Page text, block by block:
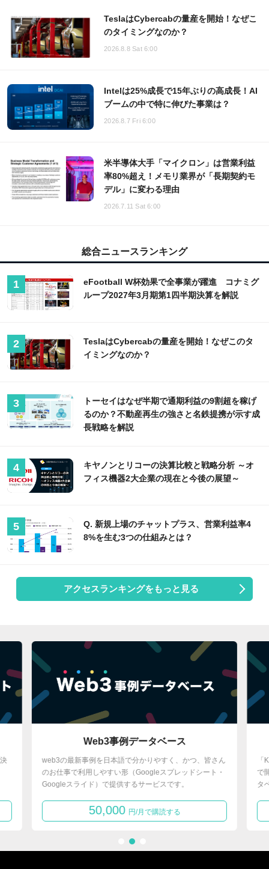
TeslaはCybercabの量産を開始！なぜこ
のタイミングなのか？
2026.8.8 Sat 6:00
Intelは25%成長で15年ぶりの高成長！AI
ブームの中で特に伸びた事業は？
2026.8.7 Fri 6:00
米半導体大手「マイクロン」は営業利益
率80%超え！メモリ業界が「長期契約モ
デル」に変わる理由
2026.7.11 Sat 6:00
総合ニュースランキング
eFootball W杯効果で全事業が躍進 コナミグ
ループ2027年3月期第1四半期決算を解説
TeslaはCybercabの量産を開始！なぜこのタ
イミングなのか？
トーセイはなぜ半期で通期利益の9割超を稼げ
るのか？不動産再生の強さと名鉄提携が示す成
長戦略を解説
キヤノンとリコーの決算比較と戦略分析 ～オ
フィス機器2大企業の現在と今後の展望～
Q. 新規上場のチャットプラス、営業利益率4
8%を生む3つの仕組みとは？
アクセスランキングをもっと見る
Web3事例データベース
web3の最新事例を日本語で分かりやすく、かつ、皆さん
のお仕事で利用しやすい形（Googleスプレッドシート・
Googleスライド）で提供するサービスです。
円/月で購読する
「KPIデータベ
で開示される
タベースへの